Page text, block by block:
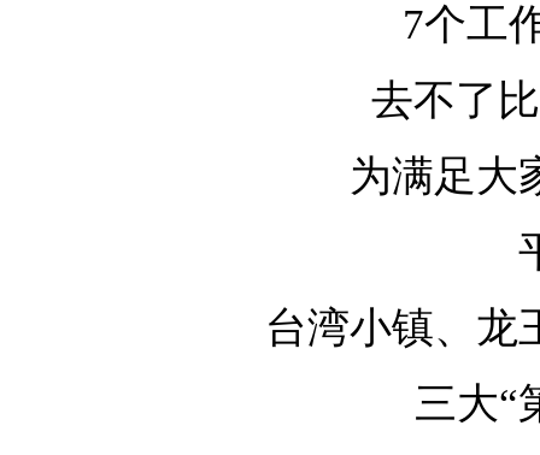
7个工
去不了
为满足大
台湾小镇、龙
三大“